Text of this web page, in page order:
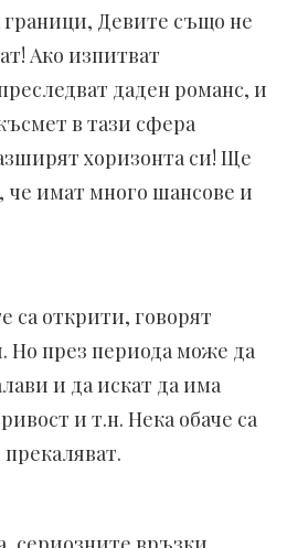
граници, Девите също не
Ако изпитват
даден романс, и
в тази сфера
хоризонта си! Ще
имат много шансове и
са открити, говорят
Но през периода може да
и да искат да има
и т.н. Нека обаче са